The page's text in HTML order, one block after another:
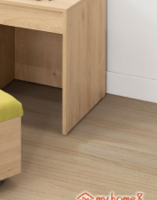
號之用戶狀況，依本公司即
形，本公司將視審查結果
若發現惡意使用之情形，
度並採取法律行動。